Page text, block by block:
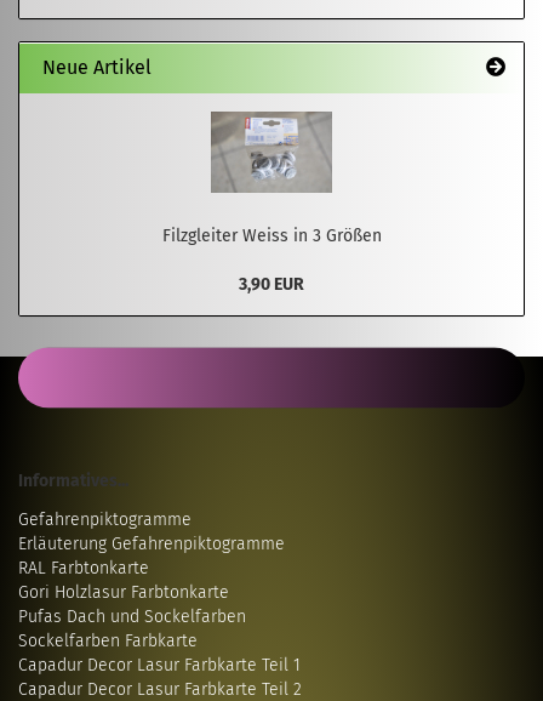
Neue Artikel
Filzgleiter Weiss in 3 Größen
3,90 EUR
Informatives...
Gefahrenpiktogramme
Erläuterung Gefahrenpiktogramme
RAL Farbtonkarte
Gori Holzlasur Farbtonkarte
Pufas Dach und Sockelfarben
Sockelfarben Farbkarte
Capadur Decor Lasur Farbkarte Teil 1
Capadur Decor Lasur Farbkarte Teil 2